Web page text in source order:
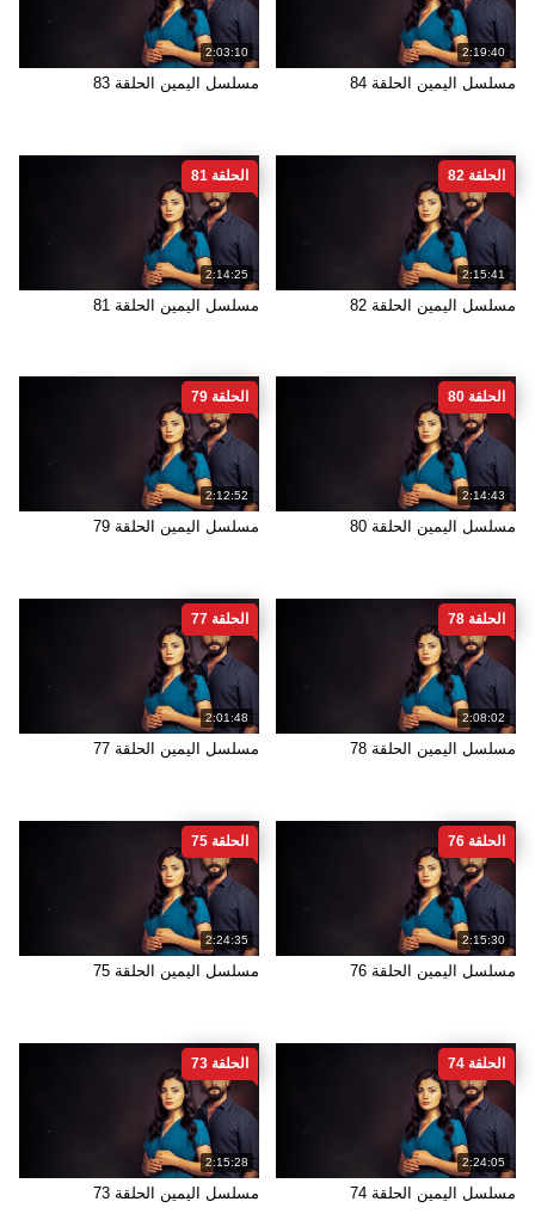
2:19:40
مسلسل اليمين الحلقة 84
2:03:10
مسلسل اليمين الحلقة 83
2:15:41
الحلقة 82
مسلسل اليمين الحلقة 82
2:14:25
الحلقة 81
مسلسل اليمين الحلقة 81
2:14:43
الحلقة 80
مسلسل اليمين الحلقة 80
2:12:52
الحلقة 79
مسلسل اليمين الحلقة 79
2:08:02
الحلقة 78
مسلسل اليمين الحلقة 78
2:01:48
الحلقة 77
مسلسل اليمين الحلقة 77
2:15:30
الحلقة 76
مسلسل اليمين الحلقة 76
2:24:35
الحلقة 75
مسلسل اليمين الحلقة 75
2:24:05
الحلقة 74
مسلسل اليمين الحلقة 74
2:15:28
الحلقة 73
مسلسل اليمين الحلقة 73